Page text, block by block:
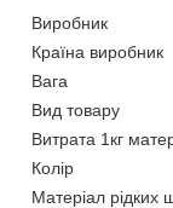
Виробник
Країна виробник
Вага
Вид товару
Витрата 1кг
Колір
Матеріал рідких